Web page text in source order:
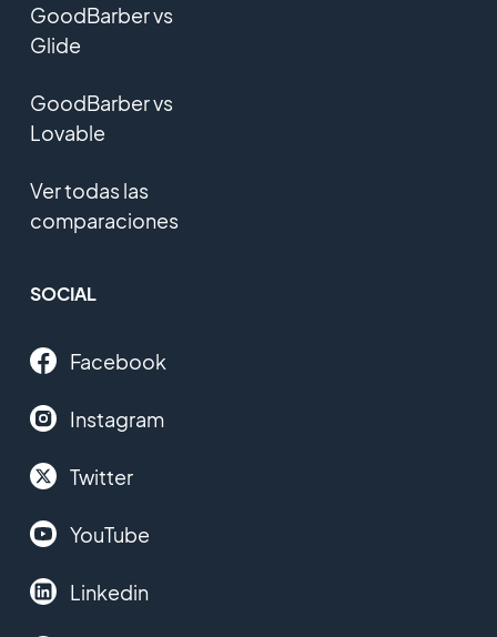
GoodBarber vs
Glide
GoodBarber vs
Lovable
Ver todas las
comparaciones
SOCIAL
Facebook
Instagram
Twitter
YouTube
Linkedin